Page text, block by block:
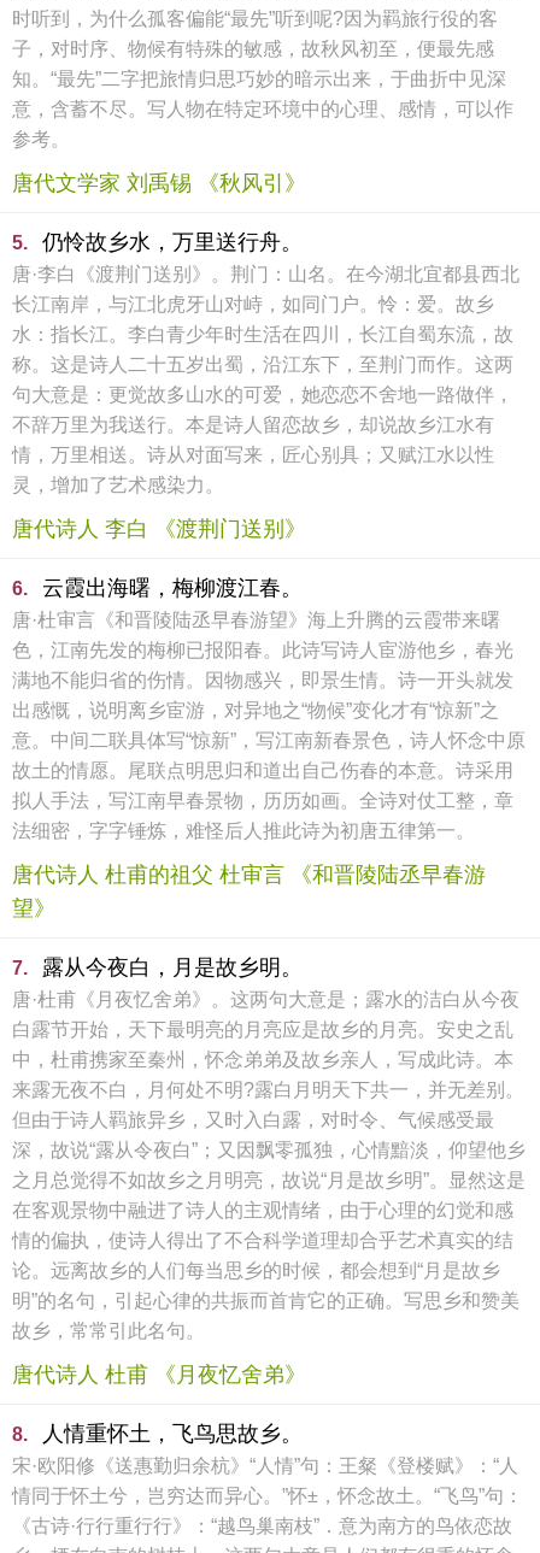
时听到，为什么孤客偏能“最先”听到呢?因为羁旅行役的客
子，对时序、物候有特殊的敏感，故秋风初至，便最先感
知。“最先”二字把旅情归思巧妙的暗示出来，于曲折中见深
意，含蓄不尽。写人物在特定环境中的心理、感情，可以作
参考。
唐代文学家 刘禹锡 《秋风引》
5. 仍怜故乡水，万里送行舟。
唐·李白《渡荆门送别》。荆门：山名。在今湖北宜都县西北
长江南岸，与江北虎牙山对峙，如同门户。怜：爱。故乡
水：指长江。李白青少年时生活在四川，长江自蜀东流，故
称。这是诗人二十五岁出蜀，沿江东下，至荆门而作。这两
句大意是：更觉故多山水的可爱，她恋恋不舍地一路做伴，
不辞万里为我送行。本是诗人留恋故乡，却说故乡江水有
情，万里相送。诗从对面写来，匠心别具；又赋江水以性
灵，增加了艺术感染力。
唐代诗人 李白 《渡荆门送别》
6. 云霞出海曙，梅柳渡江春。
唐·杜审言《和晋陵陆丞早春游望》海上升腾的云霞带来曙
色，江南先发的梅柳已报阳春。此诗写诗人宦游他乡，春光
满地不能归省的伤情。因物感兴，即景生情。诗一开头就发
出感慨，说明离乡宦游，对异地之“物候”变化才有“惊新”之
意。中间二联具体写“惊新”，写江南新春景色，诗人怀念中原
故土的情愿。尾联点明思归和道出自己伤春的本意。诗采用
拟人手法，写江南早春景物，历历如画。全诗对仗工整，章
法细密，字字锤炼，难怪后人推此诗为初唐五律第一。
唐代诗人 杜甫的祖父 杜审言 《和晋陵陆丞早春游
望》
7. 露从今夜白，月是故乡明。
唐·杜甫《月夜忆舍弟》。这两句大意是；露水的洁白从今夜
白露节开始，天下最明亮的月亮应是故乡的月亮。安史之乱
中，杜甫携家至秦州，怀念弟弟及故乡亲人，写成此诗。本
来露无夜不白，月何处不明?露白月明天下共一，并无差别。
但由于诗人羁旅异乡，又时入白露，对时令、气候感受最
深，故说“露从令夜白”；又因飘零孤独，心情黯淡，仰望他乡
之月总觉得不如故乡之月明亮，故说“月是故乡明”。显然这是
在客观景物中融进了诗人的主观情绪，由于心理的幻觉和感
情的偏执，使诗人得出了不合科学道理却合乎艺术真实的结
论。远离故乡的人们每当思乡的时候，都会想到“月是故乡
明”的名句，引起心律的共振而首肯它的正确。写思乡和赞美
故乡，常常引此名句。
唐代诗人 杜甫 《月夜忆舍弟》
8. 人情重怀土，飞鸟思故乡。
宋·欧阳修《送惠勤归余杭》“人情”句：王粲《登楼赋》：“人
情同于怀土兮，岂穷达而异心。”怀±，怀念故土。“飞鸟”句：
《古诗·行行重行行》：“越鸟巢南枝”．意为南方的鸟依恋故